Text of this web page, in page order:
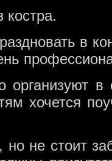
костра.
в
организуют
хочется
но не стоит